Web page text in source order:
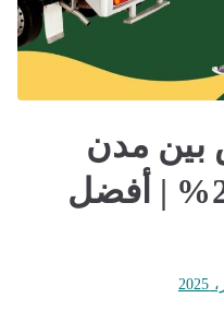
بين مدن
المملكة | خصم 20% | أفضل